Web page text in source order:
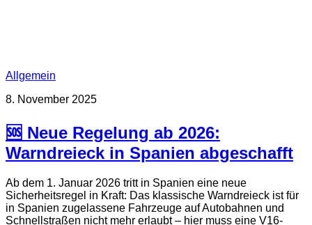
Allgemein
8. November 2025
🆘 Neue Regelung ab 2026:
Warndreieck in Spanien abgeschafft
Ab dem 1. Januar 2026 tritt in Spanien eine neue
Sicherheitsregel in Kraft: Das klassische Warndreieck ist für
in Spanien zugelassene Fahrzeuge auf Autobahnen und
Schnellstraßen nicht mehr erlaubt – hier muss eine V16-